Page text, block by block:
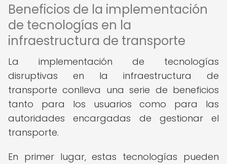
Beneficios de la implementación
de tecnologías en la
infraestructura de transporte
La implementación de tecnologías
disruptivas en la infraestructura de
transporte conlleva una serie de beneficios
tanto para los usuarios como para las
autoridades encargadas de gestionar el
transporte.
En primer lugar, estas tecnologías pueden